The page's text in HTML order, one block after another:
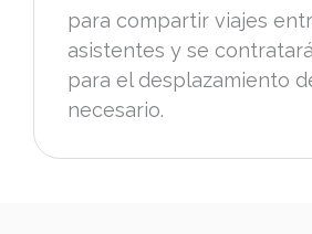
para compartir viajes
asistentes y se
para el desplazamiento
necesario.